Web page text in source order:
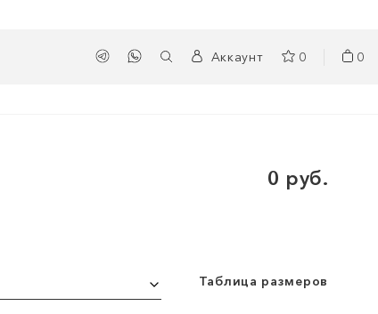
Аккаунт 0 0
0 руб.
Таблица размеров